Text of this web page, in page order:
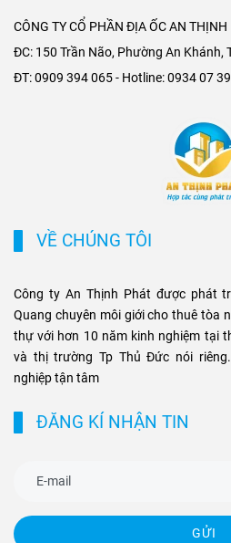
ngoại thành vào trung tâm,
triển cho các khu đô thị mới,
khu biệt thự cao cấp và cụm
tiện ích di chuyển và hạ tầng
đồng bộ đang tạo ra biên độ
tăng giá và tiềm năng khai
các loại hình bất động sản
này.
CÔNG TY CỔ PHẦN ĐỊA ỐC AN THỊNH
ĐC: 150 Trần Não, Phường An Khánh,
ĐT: 0909 394 065 - Hotline: 0934 07
VỀ CHÚNG TÔI
Công ty An Thịnh Phát được phát
Quang chuyên môi giới cho thuê tòa
thự với hơn 10 năm kinh nghiệm tại
và thị trường Tp Thủ Đức nói
nghiệp tận tâm
ĐĂNG KÍ NHẬN TIN
GỬI